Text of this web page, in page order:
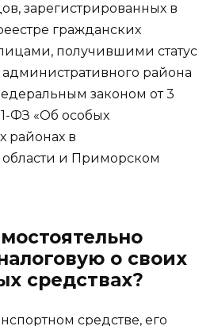
зарегистрированных в
гражданских
получившими статус
административного района
законом от 3
ФЗ «Об особых
районах в
и Приморском
о своих
средствах?
средстве, его